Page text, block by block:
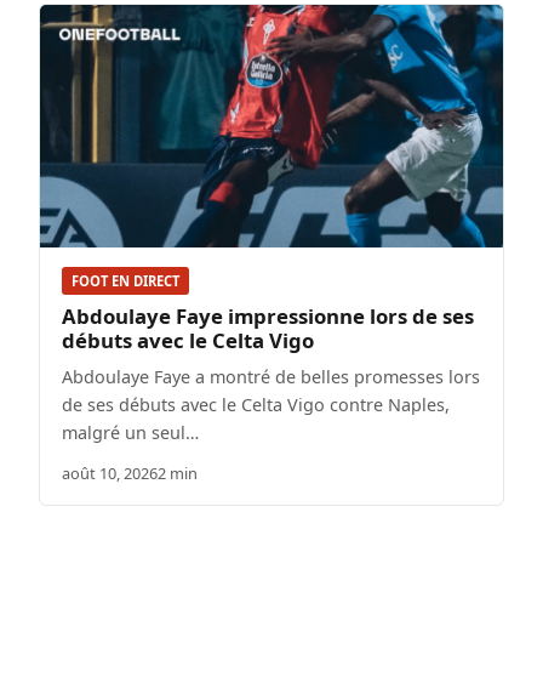
FOOT EN DIRECT
Abdoulaye Faye impressionne lors de ses
débuts avec le Celta Vigo
Abdoulaye Faye a montré de belles promesses lors
de ses débuts avec le Celta Vigo contre Naples,
malgré un seul…
août 10, 20262 min